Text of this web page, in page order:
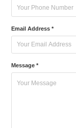
Email Address *
Message *